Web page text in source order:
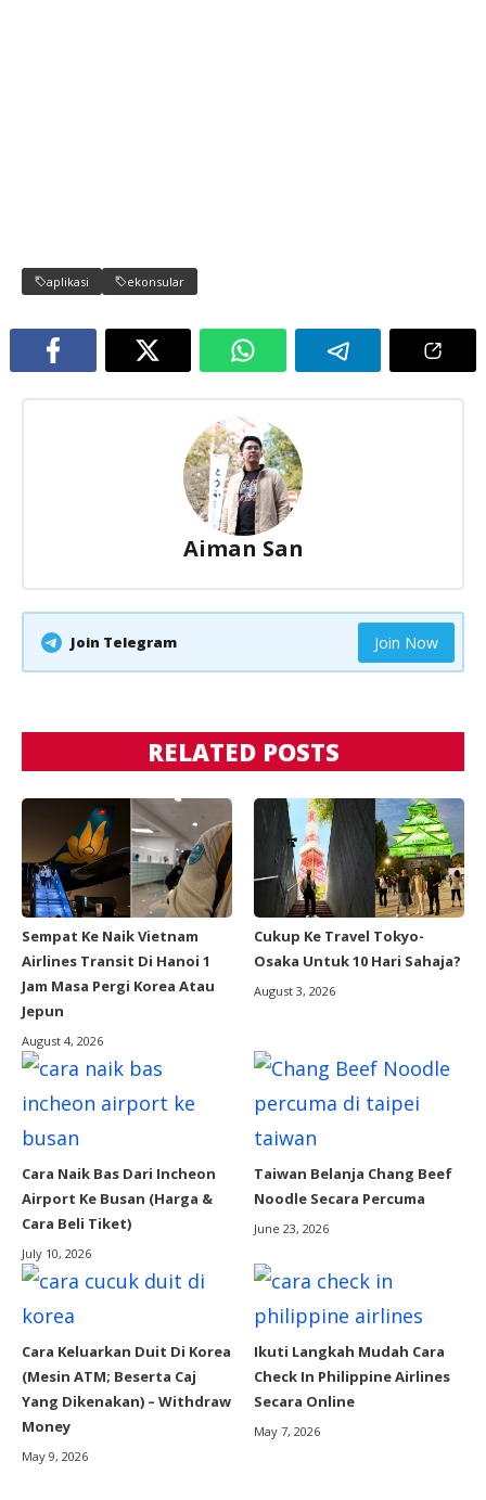
aplikasi ekonsular
Aiman San
Join Telegram Join Now
RELATED POSTS
Sempat Ke Naik Vietnam
Airlines Transit Di Hanoi 1
Jam Masa Pergi Korea Atau
Jepun
August 4, 2026
Cukup Ke Travel Tokyo-
Osaka Untuk 10 Hari Sahaja?
August 3, 2026
Cara Naik Bas Dari Incheon
Airport Ke Busan (Harga &
Cara Beli Tiket)
July 10, 2026
Taiwan Belanja Chang Beef
Noodle Secara Percuma
June 23, 2026
Cara Keluarkan Duit Di Korea
(Mesin ATM; Beserta Caj
Yang Dikenakan) – Withdraw
Money
May 9, 2026
Ikuti Langkah Mudah Cara
Check In Philippine Airlines
Secara Online
May 7, 2026